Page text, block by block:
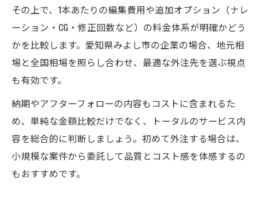
その上で、1本あたりの編集費用や追加オプション（ナレ
ーション・CG・修正回数など）の料金体系が明確かどう
かを比較します。愛知県みよし市の企業の場合、地元相
場と全国相場を照らし合わせ、最適な外注先を選ぶ視点
も有効です。
納期やアフターフォローの内容もコストに含まれるた
め、単純な金額比較だけでなく、トータルのサービス内
容を総合的に判断しましょう。初めて外注する場合は、
小規模な案件から委託して品質とコスト感を体感するの
もおすすめです。